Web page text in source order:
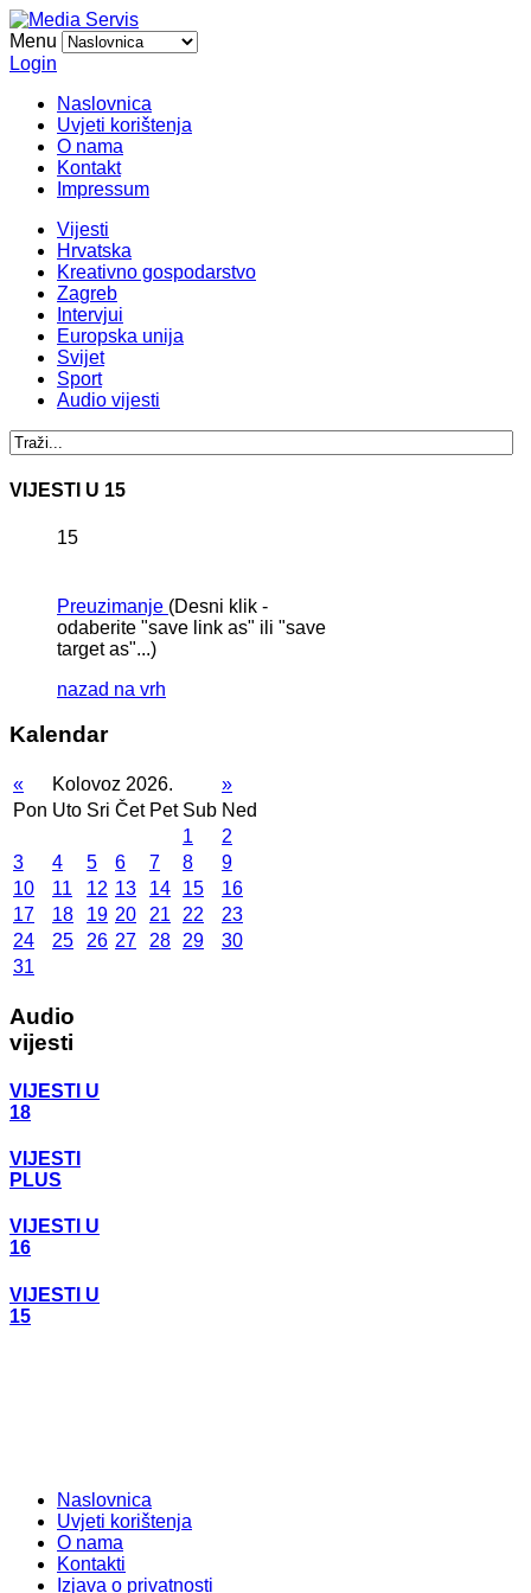
Menu
Login
Naslovnica
Uvjeti korištenja
O nama
Kontakt
Impressum
Vijesti
Hrvatska
Kreativno gospodarstvo
Zagreb
Intervjui
Europska unija
Svijet
Sport
Audio vijesti
VIJESTI U 15
15
Preuzimanje (Desni klik -
odaberite "save link as" ili "save
target as"...)
nazad na vrh
Kalendar
« Kolovoz 2026.
»
Pon Uto Sri Čet Pet Sub Ned
1
2
3
4 5 6 7 8
9
10
11 12 13 14 15
16
17
18 19 20 21 22
23
24
25 26 27 28 29
30
31
Audio
vijesti
VIJESTI U
18
VIJESTI
PLUS
VIJESTI U
16
VIJESTI U
15
Naslovnica
Uvjeti korištenja
O nama
Kontakti
Izjava o privatnosti